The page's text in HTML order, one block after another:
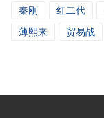
秦刚
红二代
薄熙来
贸易战